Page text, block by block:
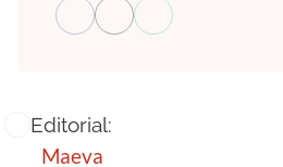
Editorial:
Maeva